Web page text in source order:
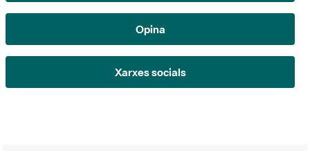
Opina
Xarxes socials